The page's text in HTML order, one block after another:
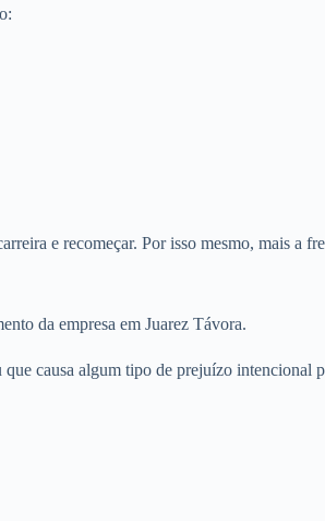
e recomeçar. Por isso mesmo, mais a
da empresa em Juarez Távora.
causa algum tipo de prejuízo intencional